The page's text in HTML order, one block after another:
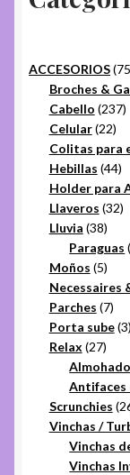
ACCESORIOS
Broches &
Cabello 237
Celular 2222
Colitas para
Hebillas 4444
Holder para
Llaveros 3232
Lluvia 3838
Paraguas
Moños 55
Necessaires
Parches 77
Porta sube 33
Relax 2727
Antifaces
Scrunchies
Vinchas /
Vinchas
Vinchas